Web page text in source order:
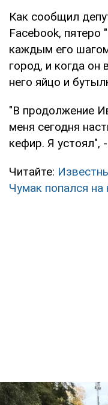
Как сообщил
Facebook, пятеро
каждым его
город, и когда он
него яйцо и
"В продолжение
меня сегодня
кефир. Я устоял",
Читайте:
Чумак попался на